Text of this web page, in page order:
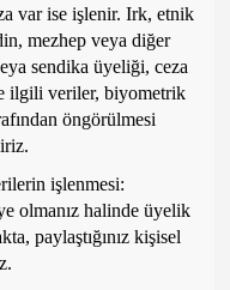
var ise işlenir. Irk, etnik
mezhep veya diğer
sendika üyeliği, ceza
ilgili veriler, biyometrik
öngörülmesi
işlenmesi:
olmanız halinde üyelik
paylaştığınız kişisel